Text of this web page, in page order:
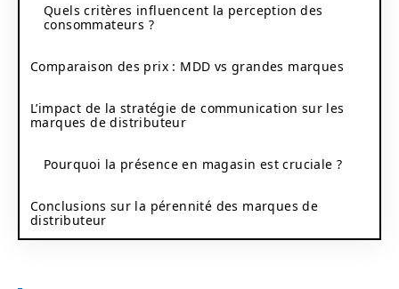
Quels critères influencent la perception des
consommateurs ?
Comparaison des prix : MDD vs grandes marques
L’impact de la stratégie de communication sur les
marques de distributeur
Pourquoi la présence en magasin est cruciale ?
Conclusions sur la pérennité des marques de
distributeur